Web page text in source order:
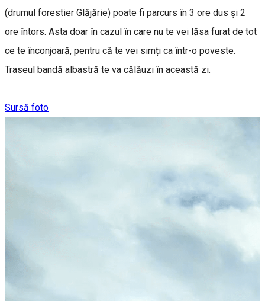
(drumul forestier Glăjărie) poate fi parcurs în 3 ore dus și 2
ore întors. Asta doar în cazul în care nu te vei lăsa furat de tot
ce te înconjoară, pentru că te vei simți ca într-o poveste.
Traseul bandă albastră te va călăuzi în această zi.
Sursă foto